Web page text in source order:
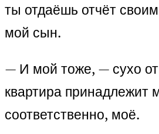
ты отдаёшь отчёт
мой сын.
— И мой тоже, — сухо
квартира принадлежит
соответственно, моё.